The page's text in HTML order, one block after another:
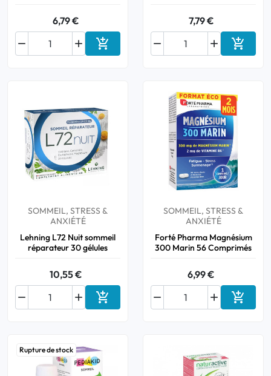
6,79 €

 Ajouter au panier
7,79 €

 
SOMMEIL, STRESS &
ANXIÉTÉ
Lehning L72 Nuit sommeil
réparateur 30 gélules
10,55 €

 Ajouter au panier
SOMMEIL, STRESS &
ANXIÉTÉ
Forté Pharma Magnésium
300 Marin 56 Comprimés
6,99 €

 
Rupture de stock